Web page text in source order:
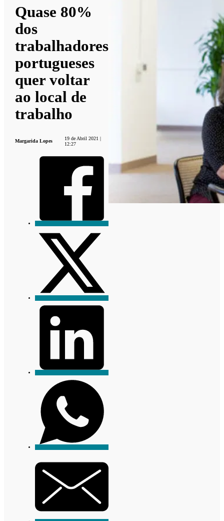
Quase 80%
dos
trabalhadores
portugueses
quer voltar
ao local de
trabalho
Margarida Lopes
19 de Abril 2021 |
12:27